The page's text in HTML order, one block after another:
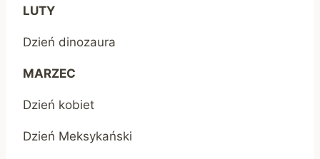
LUTY
Dzień dinozaura
MARZEC
Dzień kobiet
Dzień Meksykański